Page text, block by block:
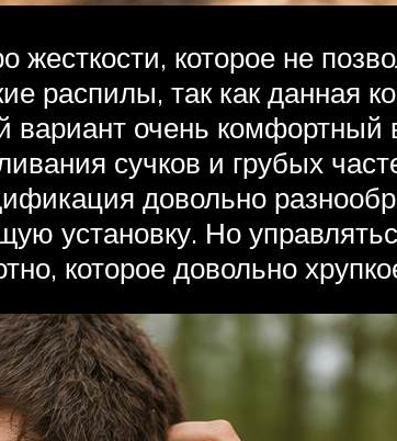
которое не
распилы, так как данная
вариант очень
сучков и грубых
довольно
установку. Но
которое довольно